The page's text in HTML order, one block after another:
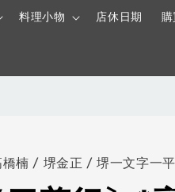
料理小物 店休日期
楠 / 堺金正 / 堺一文字一平